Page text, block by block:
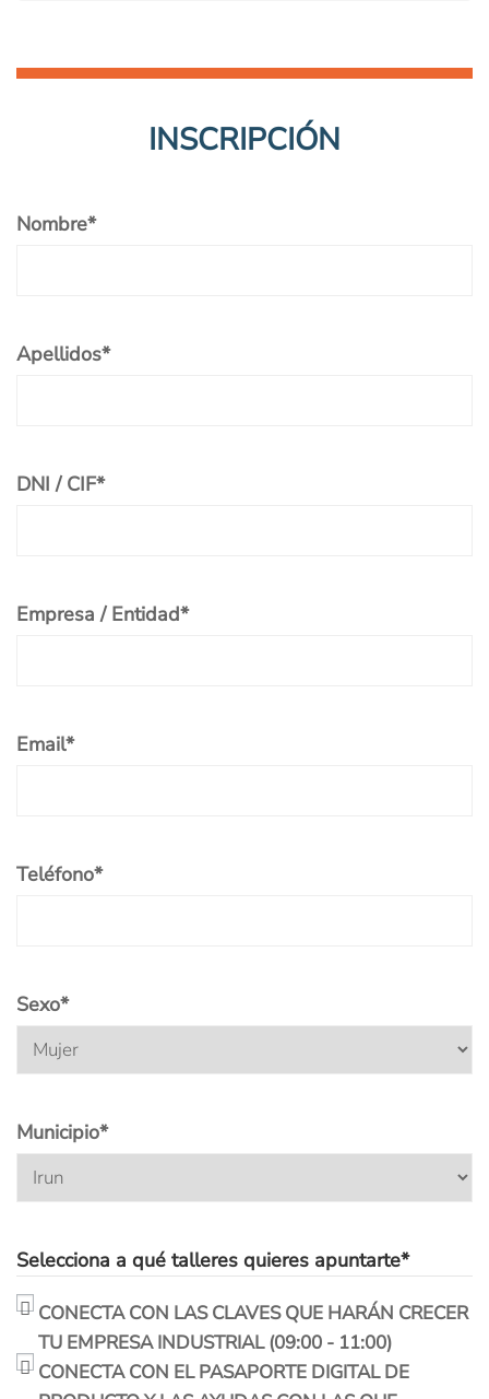
INSCRIPCIÓN
Nombre*
Apellidos*
DNI / CIF*
Empresa / Entidad*
Email*
Teléfono*
Sexo*
Municipio*
Selecciona a qué talleres quieres apuntarte*
CONECTA CON LAS CLAVES QUE HARÁN CRECER
TU EMPRESA INDUSTRIAL (09:00 - 11:00)
CONECTA CON EL PASAPORTE DIGITAL DE